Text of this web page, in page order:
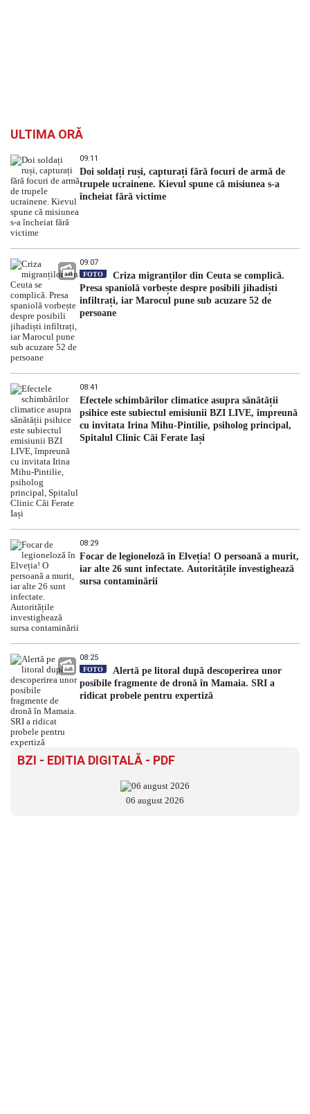
ULTIMA ORĂ
09:11
Doi soldați ruși, capturați fără focuri de armă de
trupele ucrainene. Kievul spune că misiunea s-a
încheiat fără victime
09:07
FOTO
Criza migranților din Ceuta se complică.
Presa spaniolă vorbește despre posibili jihadiști
infiltrați, iar Marocul pune sub acuzare 52 de
persoane
08:41
Efectele schimbărilor climatice asupra sănătății
psihice este subiectul emisiunii BZI LIVE, împreună
cu invitata Irina Mihu-Pintilie, psiholog principal,
Spitalul Clinic Căi Ferate Iași
08:29
Focar de legioneloză în Elveția! O persoană a murit,
iar alte 26 sunt infectate. Autoritățile investighează
sursa contaminării
08:25
FOTO
Alertă pe litoral după descoperirea unor
posibile fragmente de dronă în Mamaia. SRI a
ridicat probele pentru expertiză
BZI - EDITIA DIGITALĂ - PDF
06 august 2026